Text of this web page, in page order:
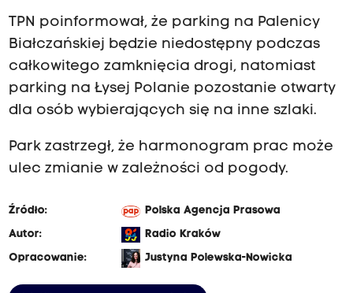
TPN poinformował, że parking na Palenicy
Białczańskiej będzie niedostępny podczas
całkowitego zamknięcia drogi, natomiast
parking na Łysej Polanie pozostanie otwarty
dla osób wybierających się na inne szlaki.
Park zastrzegł, że harmonogram prac może
ulec zmianie w zależności od pogody.
Źródło:
Polska Agencja Prasowa
Autor:
Radio Kraków
Opracowanie:
Justyna Polewska-Nowicka